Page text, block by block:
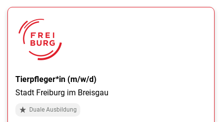
Tierpfleger*in (m/w/d)
Stadt Freiburg im Breisgau
Duale Ausbildung